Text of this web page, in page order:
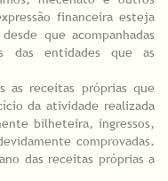
financeira esteja
que acompanhadas
das entidades que as
as receitas próprias que
da atividade realizada
bilheteira, ingressos,
comprovadas.
das receitas próprias a